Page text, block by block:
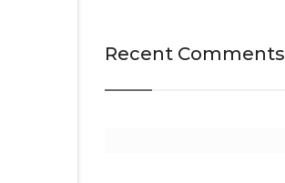
Recent Comments